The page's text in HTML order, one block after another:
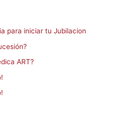
para iniciar tu Jubilacion
ART?